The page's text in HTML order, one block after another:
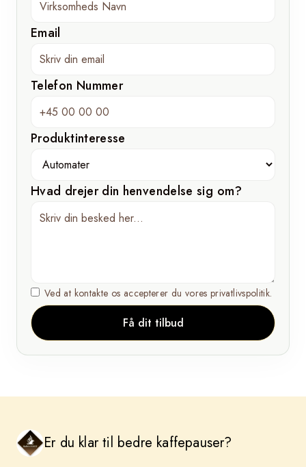
Email
Telefon Nummer
Produktinteresse
Hvad drejer din henvendelse sig om?
Ved at kontakte os accepterer du vores privatlivspolitik.
Er du klar til bedre kaffepauser?